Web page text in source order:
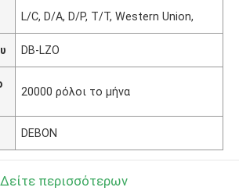
L/C, D/A, D/P, T/T, Western Union,
DB-LZO
20000 ρόλοι το μήνα
DEBON
Δείτε περισσότερων